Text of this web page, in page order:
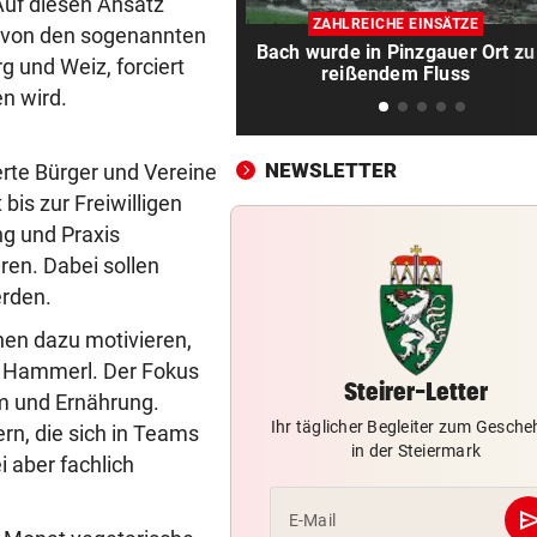
den sogenannten
und Weiz, forciert
wird.
Bürger und Vereine
zur Freiwilligen
und Praxis
Dabei sollen
dazu motivieren,
Der Fokus
und Ernährung.
die sich in Teams
aber fachlich
Play-off weit auf
MITTEN IN HITZEWELLE
Irre! Salzburg – Pafos wegen
Sintflut unterbrochen
weiter im Gelben Trikot
KEIN ARSENAL-WECHSEL
Vinicius Jr. verlängert bei
Madrid bis 2032
Vor Oman havarierter Tanker:
„VERSTEHE ICH NICHT“ vor 3
ZAHLREICHE EINSÄTZE
Bach wurde in Pinzgauer Ort zu
reißendem Fluss
NEWSLETTER
Steirer-Letter
Ihr täglicher Begleiter zum
in der Steiermark
E-Mail